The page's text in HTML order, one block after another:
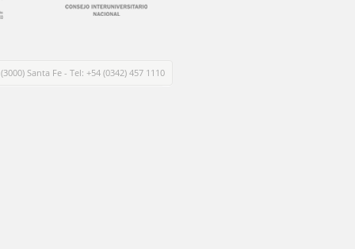
Santa Fe - Tel: +54 (0342) 457 1110